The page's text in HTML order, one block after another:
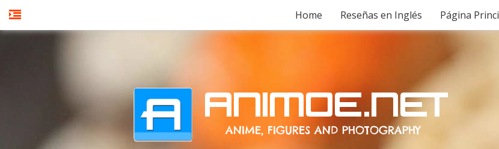
Home Reseñas en Inglés Página